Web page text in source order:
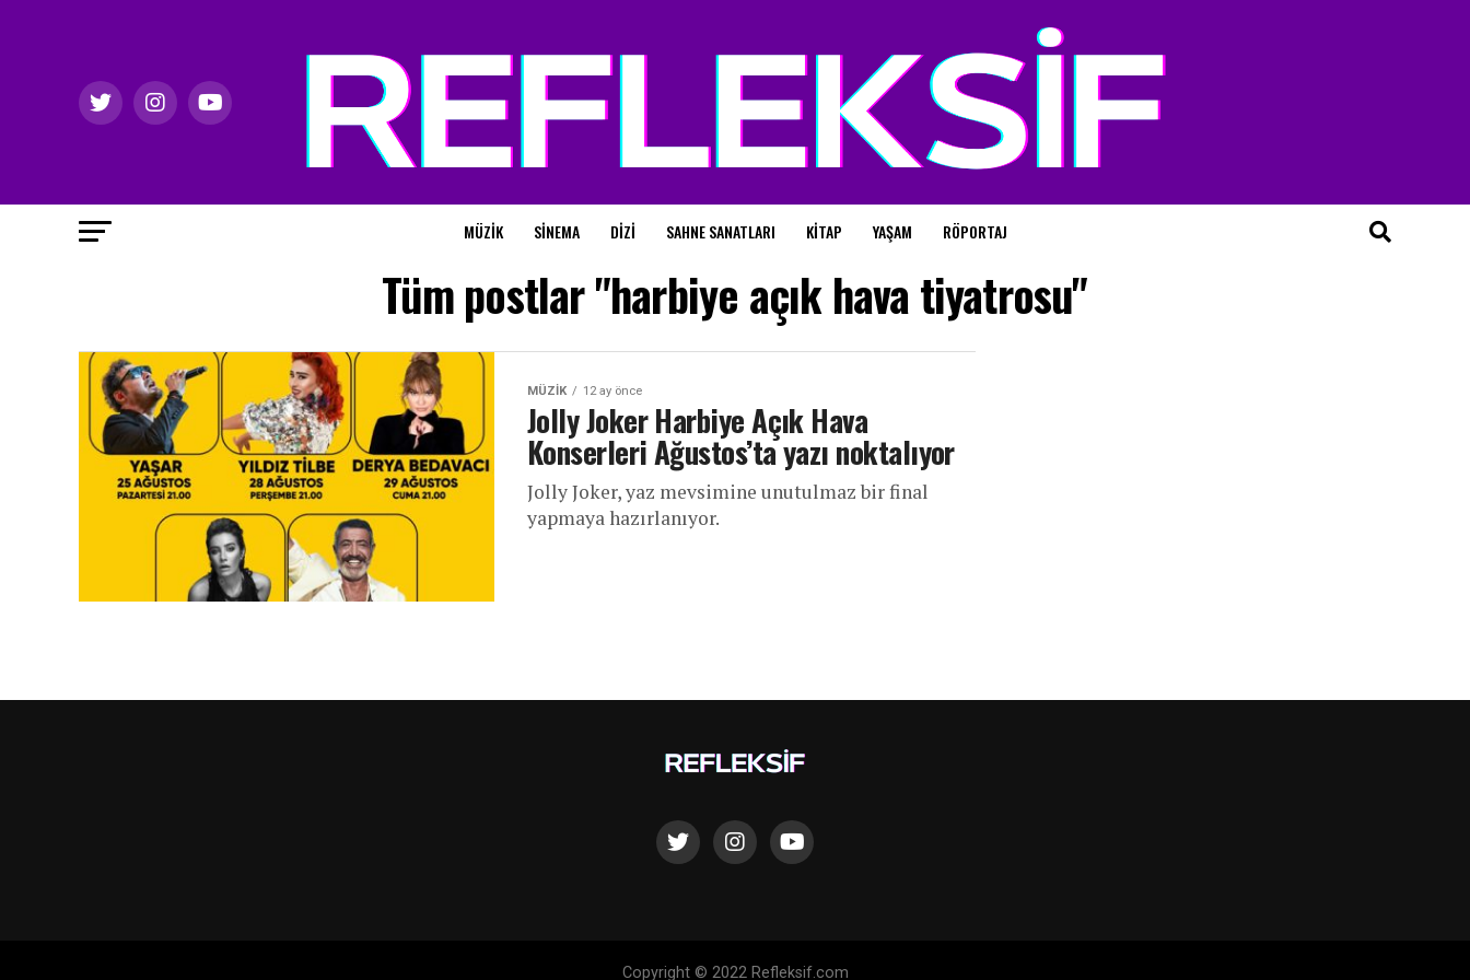
MÜZIK SINEMA DIZI SAHNE SANATLARI KITAP YAŞAM RÖPORTAJ
Tüm postlar "harbiye açık hava tiyatrosu"
MÜZIK 12 ay önce
Jolly Joker Harbiye Açık Hava
Konserleri Ağustos’ta yazı noktalıyor
Jolly Joker, yaz mevsimine unutulmaz bir final
yapmaya hazırlanıyor.
Copyright © 2022 Refleksif.com